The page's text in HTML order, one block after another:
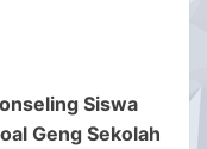
Siswa
Geng Sekolah